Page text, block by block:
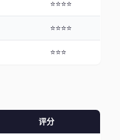
⭐⭐⭐⭐
⭐⭐⭐⭐
⭐⭐⭐
评分